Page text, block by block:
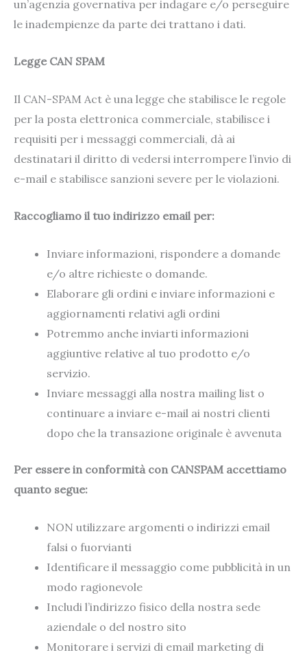
un’agenzia governativa per indagare e/o perseguire
le inadempienze da parte dei trattano i dati.
Legge CAN SPAM
Il CAN-SPAM Act è una legge che stabilisce le regole
per la posta elettronica commerciale, stabilisce i
requisiti per i messaggi commerciali, dà ai
destinatari il diritto di vedersi interrompere l’invio di
e-mail e stabilisce sanzioni severe per le violazioni.
Raccogliamo il tuo indirizzo email per:
Inviare informazioni, rispondere a domande
e/o altre richieste o domande.
Elaborare gli ordini e inviare informazioni e
aggiornamenti relativi agli ordini
Potremmo anche inviarti informazioni
aggiuntive relative al tuo prodotto e/o
servizio.
Inviare messaggi alla nostra mailing list o
continuare a inviare e-mail ai nostri clienti
dopo che la transazione originale è avvenuta
Per essere in conformità con CANSPAM accettiamo
quanto segue:
NON utilizzare argomenti o indirizzi email
falsi o fuorvianti
Identificare il messaggio come pubblicità in un
modo ragionevole
Includi l’indirizzo fisico della nostra sede
aziendale o del nostro sito
Monitorare i servizi di email marketing di